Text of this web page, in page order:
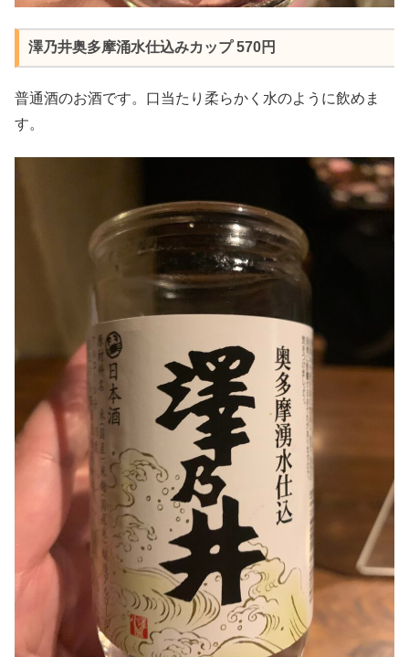
澤乃井奥多摩涌水仕込みカップ 570円
普通酒のお酒です。口当たり柔らかく水のように飲めま
す。